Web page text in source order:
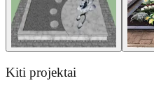
Kiti projektai